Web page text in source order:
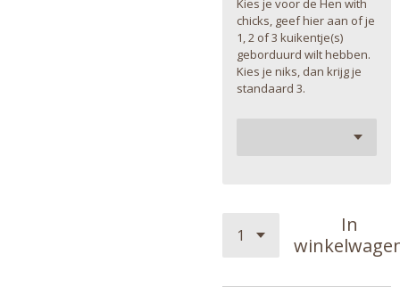
Kies je voor de Hen with
chicks, geef hier aan of je
1, 2 of 3 kuikentje(s)
geborduurd wilt hebben.
Kies je niks, dan krijg je
standaard 3.
In